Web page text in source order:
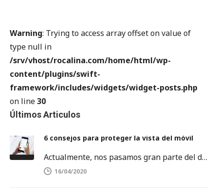
Warning: Trying to access array offset on value of
type null in
/srv/vhost/rocalina.com/home/html/wp-
content/plugins/swift-
framework/includes/widgets/widget-posts.php
on line30
Últimos Articulos
6 consejos para proteger la vista del móvil
Actualmente, nos pasamos gran parte del día delante de una pantalla. Sobre todo, frente a la pantalla del móvil o…
16/04/2020